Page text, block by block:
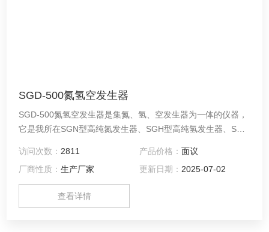
SGD-500氮氢空发生器
SGD-500氮氢空发生器是集氮、氢、空发生器为一体的仪器，
它是我所在SGN型高纯氮发生器、SGH型高纯氢发生器、SGK
而开发、设计并向市场推出的一代产品。 本仪器以崭新的结构
设计，简单的工作程序，竭诚为操作者提供更加便捷、可靠的
工作条件。
访问次数： 2811 产品价格： 面议
厂商性质：生产厂家 更新日期： 2025-07-02
查看详情